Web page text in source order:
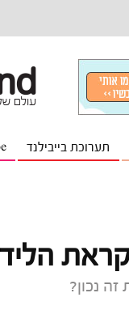
תערוכת בייבילנד
נכון?